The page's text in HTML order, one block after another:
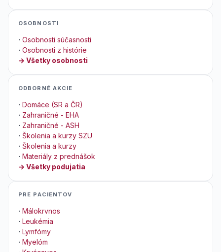
OSOBNOSTI
· Osobnosti súčasnosti
· Osobnosti z histórie
→ Všetky osobnosti
ODBORNÉ AKCIE
· Domáce (SR a ČR)
· Zahraničné - EHA
· Zahraničné - ASH
· Školenia a kurzy SZU
· Školenia a kurzy
· Materiály z prednášok
→ Všetky podujatia
PRE PACIENTOV
· Málokrvnos
· Leukémia
· Lymfómy
· Myelóm